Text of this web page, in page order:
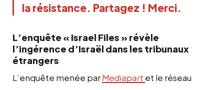
la résistance. Partagez ! Merci.
L’enquête « Israel Files » révèle
l’ingérence d’Israël dans les tribunaux
étrangers
L’enquête menée parMediapart et le réseau